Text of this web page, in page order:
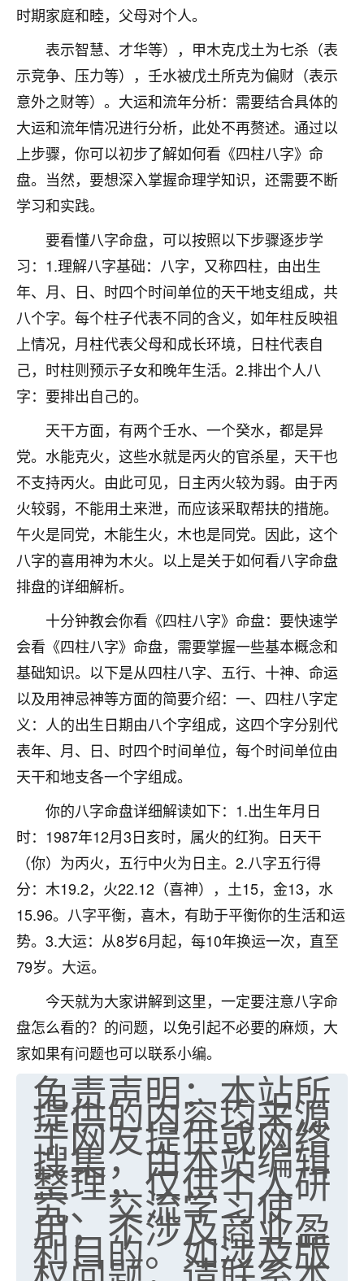
时期家庭和睦，父母对个人。
表示智慧、才华等），甲木克戊土为七杀（表
示竞争、压力等），壬水被戊土所克为偏财（表示
意外之财等）。大运和流年分析：需要结合具体的
大运和流年情况进行分析，此处不再赘述。通过以
上步骤，你可以初步了解如何看《四柱八字》命
盘。当然，要想深入掌握命理学知识，还需要不断
学习和实践。
要看懂八字命盘，可以按照以下步骤逐步学
习：1.理解八字基础：八字，又称四柱，由出生
年、月、日、时四个时间单位的天干地支组成，共
八个字。每个柱子代表不同的含义，如年柱反映祖
上情况，月柱代表父母和成长环境，日柱代表自
己，时柱则预示子女和晚年生活。2.排出个人八
字：要排出自己的。
天干方面，有两个壬水、一个癸水，都是异
党。水能克火，这些水就是丙火的官杀星，天干也
不支持丙火。由此可见，日主丙火较为弱。由于丙
火较弱，不能用土来泄，而应该采取帮扶的措施。
午火是同党，木能生火，木也是同党。因此，这个
八字的喜用神为木火。以上是关于如何看八字命盘
排盘的详细解析。
十分钟教会你看《四柱八字》命盘：要快速学
会看《四柱八字》命盘，需要掌握一些基本概念和
基础知识。以下是从四柱八字、五行、十神、命运
以及用神忌神等方面的简要介绍：一、四柱八字定
义：人的出生日期由八个字组成，这四个字分别代
表年、月、日、时四个时间单位，每个时间单位由
天干和地支各一个字组成。
你的八字命盘详细解读如下：1.出生年月日
时：1987年12月3日亥时，属火的红狗。日天干
（你）为丙火，五行中火为日主。2.八字五行得
分：木19.2，火22.12（喜神），土15，金13，水
15.96。八字平衡，喜木，有助于平衡你的生活和运
势。3.大运：从8岁6月起，每10年换运一次，直至
79岁。大运。
今天就为大家讲解到这里，一定要注意八字命
盘怎么看的？的问题，以免引起不必要的麻烦，大
家如果有问题也可以联系小编。
免责声明：本站所
提供的内容均来源
于网友提供或网络
搜集，由本站编辑
整理，仅供个人研
究、交流学习使
用，不涉及商业盈
利目的。如涉及版
心心相印
问题，反正就是不舒服。中医西医看遍了，找不到问
题，后来无意中看到有人推荐慧来老师，跟老师聊过
之后，心情豁然开朗，也听老师建议，处理了一些因
果问题。今年以来，身体比以前好多，主要是心情好
了，老师说境随心转，现在深有体会了。
鹿森
：是的，其实跟老师聊过之后，最大的感
触，首先就是心态会变好，万般皆是命，半点
不由人！
1天前 来自四川 9
金白水清
我也想找老师看看，有没有人给个联系方式的啊？
鹿森：慧来老师微信：gjsy0624
1天前 来自江西 12
我也想要，我也想要！
2天前 来自山西 15
Jessica李
老师做不做超度法事？我想给我奶奶做超度，她今年
刚去世了。
七零老顽童 ：我母亲前年离世，刚开始我经常
做梦梦见她，后来也是朋友介绍，找到慧来老
师，安排了超度法事，做梦再也没有梦到过
了，一开始是半信半疑的，图个心安，给亡母
超度，现在看来，人不信也不行。
2天前 来自云南 11
优秀的张同学
老师收徒吗？？我对这些很感兴趣
2天前 来自山西 15